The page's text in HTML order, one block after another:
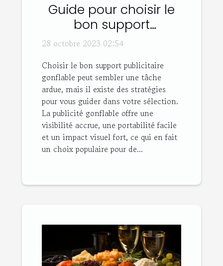
Guide pour choisir le
bon support
publicitaire gonflable
28 octobre 2023 02:54
Choisir le bon support publicitaire
gonflable peut sembler une tâche
ardue, mais il existe des stratégies
pour vous guider dans votre sélection.
La publicité gonflable offre une
visibilité accrue, une portabilité facile
et un impact visuel fort, ce qui en fait
un choix populaire pour de...